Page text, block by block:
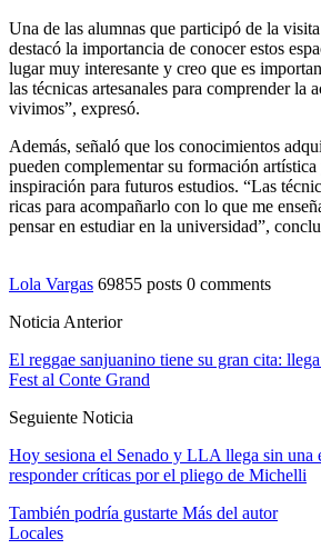
Una de las alumnas que participó de la
destacó la importancia de conocer estos
lugar muy interesante y creo que es
las técnicas artesanales para comprender la
vivimos”, expresó.
Además, señaló que los conocimientos
pueden complementar su formación
inspiración para futuros estudios. “Las
ricas para acompañarlo con lo que me
pensar en estudiar en la universidad”,
Lola Vargas 69855 posts 0 comments
Noticia Anterior
El reggae sanjuanino tiene su gran cita:
Fest al Conte Grand
Seguiente Noticia
Hoy sesiona el Senado y LLA llega sin una
responder críticas por el pliego de Michelli
También podría gustarte Más del autor
Locales